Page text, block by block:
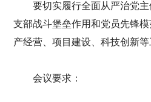
要切实履行全面从严治党
支部战斗堡垒作用和党员先锋
产经营、项目建设、科技创新等
会议要求：